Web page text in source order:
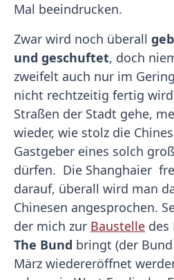
Mal beeindrucken.
Zwar wird noch überall
und geschuftet, doch
zweifelt auch nur im
nicht rechtzeitig fertig
Straßen der Stadt gehe,
wieder, wie stolz die
Gastgeber eines solch
dürfen. Die Shanghaier
darauf, überall wird man
Chinesen angesprochen.
der mich zur Baustelle des
The Bund bringt (der
März wiedereröffnet